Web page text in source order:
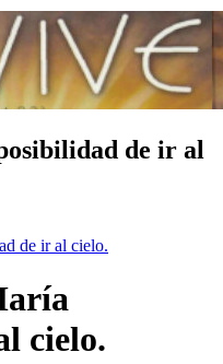
de ir al
de ir al cielo.
cielo.